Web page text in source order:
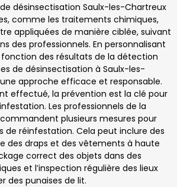
désinsectisation Saulx-les-Chartreux
comme les traitements chimiques,
appliquées de manière ciblée, suivant
des professionnels. En personnalisant
des résultats de la détection
de désinsectisation à Saulx-les-
approche efficace et responsable.
effectué, la prévention est la clé pour
Les professionnels de la
plusieurs mesures pour
de réinfestation. Cela peut inclure des
des draps et des vêtements à haute
correct des objets dans des
et l’inspection régulière des lieux
des punaises de lit.